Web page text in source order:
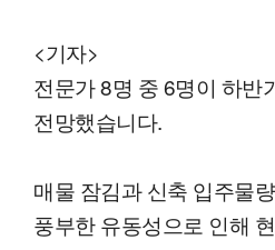
<기자>
전문가 8명 중 6명이 하반
전망했습니다.
매물 잠김과 신축 입주물
풍부한 유동성으로 인해